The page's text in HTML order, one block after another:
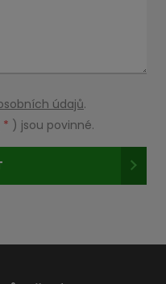
údajů.
* ) jsou povinné.